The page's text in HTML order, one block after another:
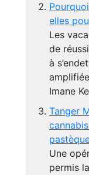
elles
Les
de
à
Imane
Tanger
Une
permis